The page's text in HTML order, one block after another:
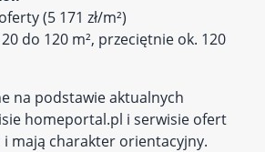
(5 171 zł/m²)
do 120 m², przeciętnie ok. 120
na podstawie aktualnych
homeportal.pl i serwisie ofert
i mają charakter orientacyjny.